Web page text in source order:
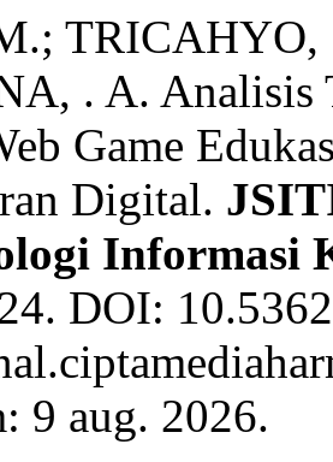
TRICAHYO,
. A.
Game
Digital.
Informasi
DOI:
9 aug. 2026.